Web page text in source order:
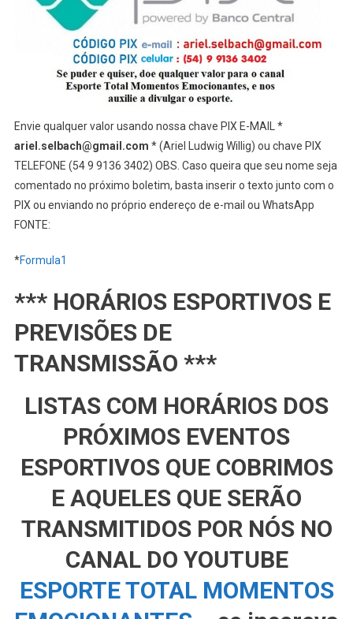
Envie qualquer valor usando nossa chave PIX E-MAIL *
ariel.selbach@gmail.com * (Ariel Ludwig Willig) ou chave PIX
TELEFONE (54 9 9136 3402) OBS. Caso queira que seu nome seja
comentado no próximo boletim, basta inserir o texto junto com o
PIX ou enviando no próprio endereço de e-mail ou WhatsApp
FONTE:
*Formula1
*** HORÁRIOS ESPORTIVOS E
PREVISÕES DE
TRANSMISSÃO ***
LISTAS COM HORÁRIOS DOS
PRÓXIMOS EVENTOS
ESPORTIVOS QUE COBRIMOS
E AQUELES QUE SERÃO
TRANSMITIDOS POR NÓS NO
CANAL DO YOUTUBE
ESPORTE TOTAL MOMENTOS